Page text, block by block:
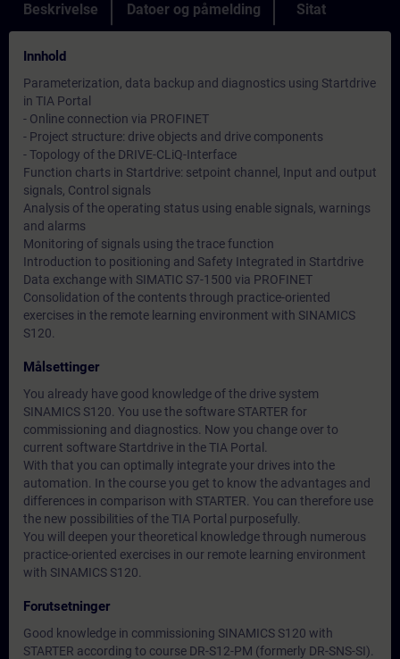
Beskrivelse Datoer og påmelding Sitat
Innhold
Parameterization, data backup and diagnostics using Startdrive
in TIA Portal
- Online connection via PROFINET
- Project structure: drive objects and drive components
- Topology of the DRIVE-CLiQ-Interface
Function charts in Startdrive: setpoint channel, Input and output
signals, Control signals
Analysis of the operating status using enable signals, warnings
and alarms
Monitoring of signals using the trace function
Introduction to positioning and Safety Integrated in Startdrive
Data exchange with SIMATIC S7-1500 via PROFINET
Consolidation of the contents through practice-oriented
exercises in the remote learning environment with SINAMICS
S120.
Målsettinger
You already have good knowledge of the drive system
SINAMICS S120. You use the software STARTER for
commissioning and diagnostics. Now you change over to
current software Startdrive in the TIA Portal.
With that you can optimally integrate your drives into the
automation. In the course you get to know the advantages and
differences in comparison with STARTER. You can therefore use
the new possibilities of the TIA Portal purposefully.
You will deepen your theoretical knowledge through numerous
practice-oriented exercises in our remote learning environment
with SINAMICS S120.
Forutsetninger
Good knowledge in commissioning SINAMICS S120 with
STARTER according to course DR-S12-PM (formerly DR-SNS-SI).